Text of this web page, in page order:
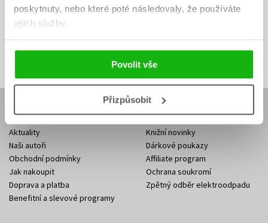
poskytnuty, nebo které poté následovaly, že používáte
jejich služby.
Povolit vše
Přizpůsobit
sleva, jaká běží soutěž o ceny? Přihlášením k odběru našich e-
mailových novinek
Vaše e-
mailová
Vaše e-
mailová
Vaše e-mailová adresa Přihlásit se
E-SHOP
Aktuality
Naši autoři
Obchodní podmínky
Jak nakoupit
Doprava a platba
Benefitní a slevové programy
Knižní novinky
Dárkové poukazy
Affiliate program
Ochrana soukromí
Zpětný odběr elektroodpadu